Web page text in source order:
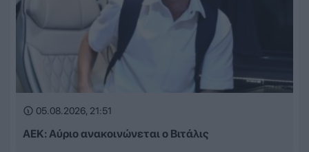
05.08.2026, 21:51
ΑΕΚ: Αύριο ανακοινώνεται ο Βιτάλις